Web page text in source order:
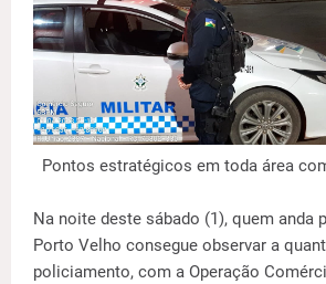
Pontos estratégicos em toda área
Na noite deste sábado (1), quem anda
Porto Velho consegue observar a
policiamento, com a Operação